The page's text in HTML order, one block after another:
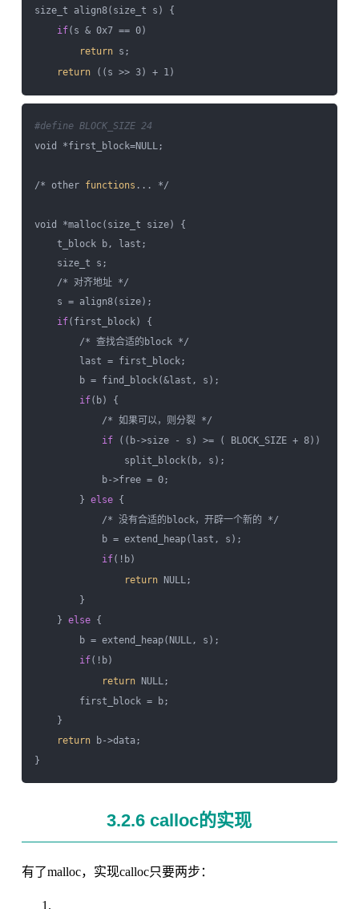
size_t align8(size_t s) {
if(s & 0x7 == 0)
return s;
return ((s >> 3) + 1)
#define BLOCK_SIZE 24
void *first_block=NULL;
/* other functions ... */
void *malloc(size_t size) {
t_block b, last;
size_t s;
/* 对齐地址 */
s = align8(size);
if(first_block) {
/* 查找合适的block */
last = first_block;
b = find_block(&last, s);
if(b) {
/* 如果可以，则分裂 */
if ((b->size - s) >= ( BLOCK_SIZE + 8))
split_block(b, s);
b->free = 0;
} else {
/* 没有合适的block，开辟一个新的 */
b = extend_heap(last, s);
if(!b)
return NULL;
}
} else {
b = extend_heap(NULL, s);
if(!b)
return NULL;
first_block = b;
}
return b->data;
3.2.6 calloc的实现
有了malloc，实现calloc只要两步：